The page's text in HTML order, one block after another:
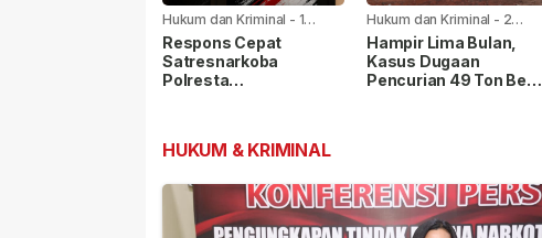
Hukum dan Kriminal - 1
minggu yang lalu
Respons Cepat
Satresnarkoba
Polresta
Dilaporkan ke Call
Hukum dan Kriminal - 2
minggu yang lalu
Hampir Lima Bulan,
Kasus Dugaan
Pencurian 49 Ton Besi
HUKUM & KRIMINAL